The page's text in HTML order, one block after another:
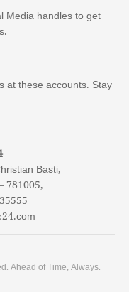
Media handles to get
at these accounts. Stay
Basti,
781005,
Ahead of Time, Always.